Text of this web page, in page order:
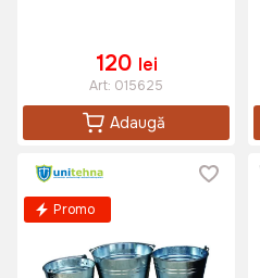
120 lei
Art: 015625
Adaugă
Promo